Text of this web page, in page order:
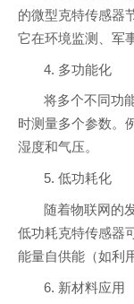
的微型克特传感器
它在环境监测、军
4. 多功能化
将多个不同功
时测量多个参数。
湿度和气压。
5. 低功耗化
随着物联网的
低功耗克特传感器
能量自供能（如利
6. 新材料应用